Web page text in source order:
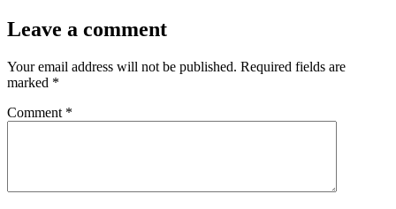
Leave a comment
Your email address will not be published. Required fields are
marked *
Comment *